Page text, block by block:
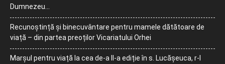
Dumnezeu…
Recunoștință și binecuvântare pentru mamele dătătoare de
viață – din partea preoților Vicariatului Orhei
Marșul pentru viață la cea de-a II-a ediție în s. Lucășeuca, r-l